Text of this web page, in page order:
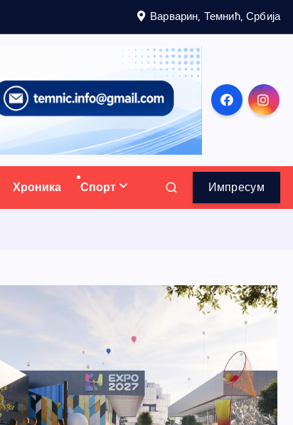
Варварин, Темнић, Србија
Хроника Спорт Импресум